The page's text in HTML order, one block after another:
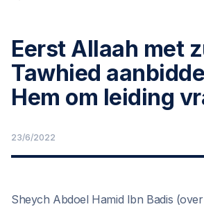
Eerst Allaah met
Tawhied
Hem om leiding
23/6/2022
Sheych Abdoel Hamid Ibn Badis